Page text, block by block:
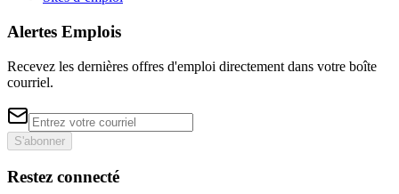
Alertes Emplois
Recevez les dernières offres d'emploi directement dans votre boîte
courriel.
S'abonner
Restez connecté